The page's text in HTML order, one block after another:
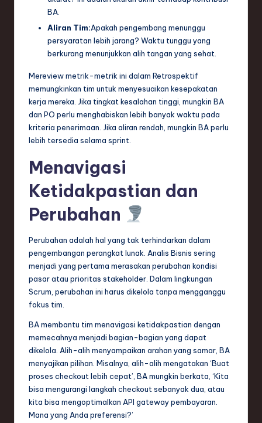
BA.
Aliran Tim:Apakah pengembang menunggu
persyaratan lebih jarang? Waktu tunggu yang
berkurang menunjukkan alih tangan yang sehat.
Mereview metrik-metrik ini dalam Retrospektif
memungkinkan tim untuk menyesuaikan kesepakatan
kerja mereka. Jika tingkat kesalahan tinggi, mungkin BA
dan PO perlu menghabiskan lebih banyak waktu pada
kriteria penerimaan. Jika aliran rendah, mungkin BA perlu
lebih tersedia selama sprint.
Menavigasi
Ketidakpastian dan
Perubahan
Perubahan adalah hal yang tak terhindarkan dalam
pengembangan perangkat lunak. Analis Bisnis sering
menjadi yang pertama merasakan perubahan kondisi
pasar atau prioritas stakeholder. Dalam lingkungan
Scrum, perubahan ini harus dikelola tanpa mengganggu
fokus tim.
BA membantu tim menavigasi ketidakpastian dengan
memecahnya menjadi bagian-bagian yang dapat
dikelola. Alih-alih menyampaikan arahan yang samar, BA
menyajikan pilihan. Misalnya, alih-alih mengatakan ‘Buat
proses checkout lebih cepat’, BA mungkin berkata, ‘Kita
bisa mengurangi langkah checkout sebanyak dua, atau
kita bisa mengoptimalkan API gateway pembayaran.
Mana yang Anda preferensi?’